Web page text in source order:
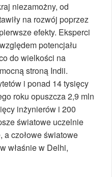
niezamożny, od
na rozwój poprzez
efekty. Eksperci
potencjału
do wielkości na
stroną Indii.
i ponad 14 tysięcy
roku opuszcza 2,9 mln
inżynierów i 200
światowe uczelnie
a czołowe światowe
właśnie w Delhi,